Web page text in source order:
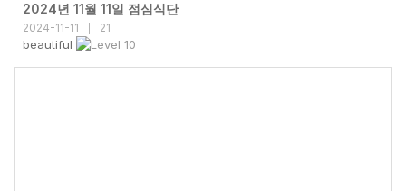
2024년 11월 11일 점심식단
2024-11-11 21
beautiful